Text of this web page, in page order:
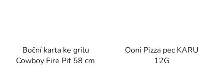
Boční karta ke grilu
Cowboy Fire Pit 58 cm
Ooni Pizza pec KARU
12G